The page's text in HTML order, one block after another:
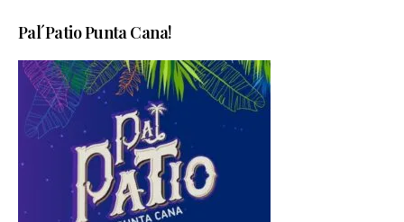
Pal´Patio Punta Cana!